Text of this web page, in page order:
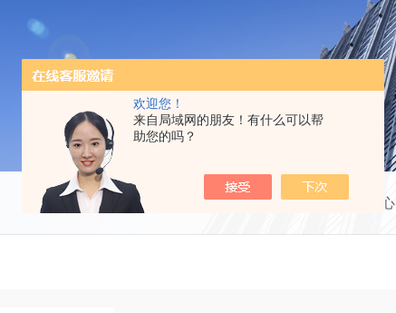
欢迎您！
来自局域网的朋友！有什么可以帮
助您的吗？
当前位置：首页 产品中心